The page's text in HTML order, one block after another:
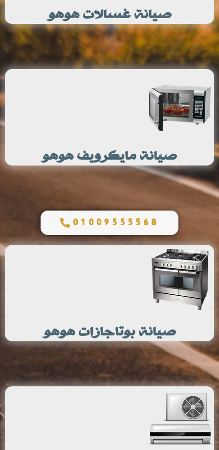
صيانة غسالات هوهو
صيانة مايكرويف هوهو
01009555568
صيانة بوتاجازات هوهو